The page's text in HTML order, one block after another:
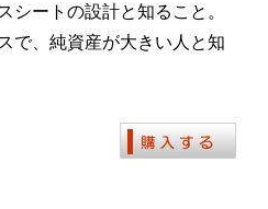
シートの設計と知ること。
で、純資産が大きい人と知